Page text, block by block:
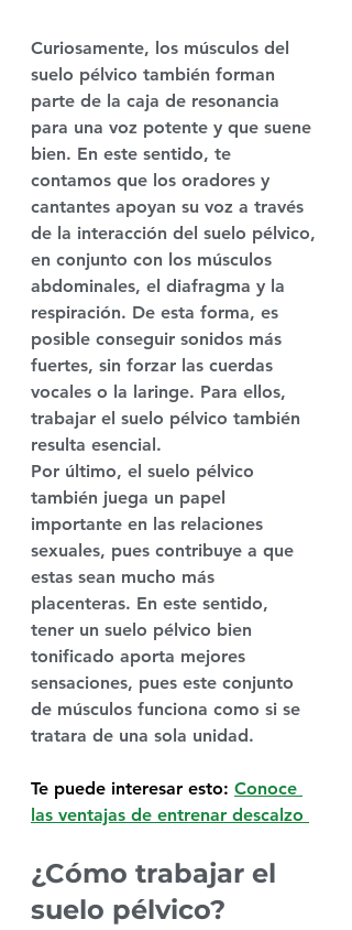
Curiosamente, los músculos del
suelo pélvico también forman
parte de la caja de resonancia
para una voz potente y que suene
bien. En este sentido, te
contamos que los oradores y
cantantes apoyan su voz a través
de la interacción del suelo pélvico,
en conjunto con los músculos
abdominales, el diafragma y la
respiración. De esta forma, es
posible conseguir sonidos más
fuertes, sin forzar las cuerdas
vocales o la laringe. Para ellos,
trabajar el suelo pélvico también
resulta esencial.
Por último, el suelo pélvico
también juega un papel
importante en las relaciones
sexuales, pues contribuye a que
estas sean mucho más
placenteras. En este sentido,
tener un suelo pélvico bien
tonificado aporta mejores
sensaciones, pues este conjunto
de músculos funciona como si se
tratara de una sola unidad.
Te puede interesar esto: Conoce
las ventajas de entrenar descalzo
¿Cómo trabajar el
suelo pélvico?